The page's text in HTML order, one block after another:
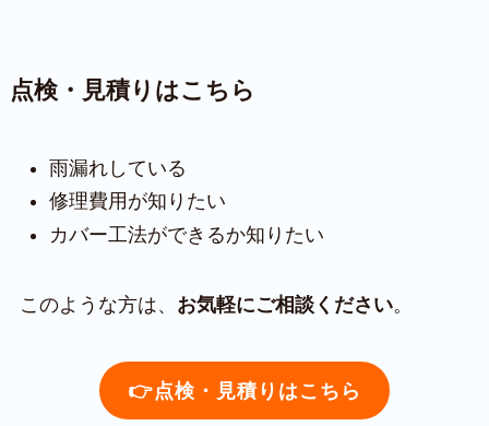
点検・見積りはこちら
雨漏れしている
修理費用が知りたい
カバー工法ができるか知りたい
このような方は、 お気軽にご相談ください。
👉点検・見積りはこちら